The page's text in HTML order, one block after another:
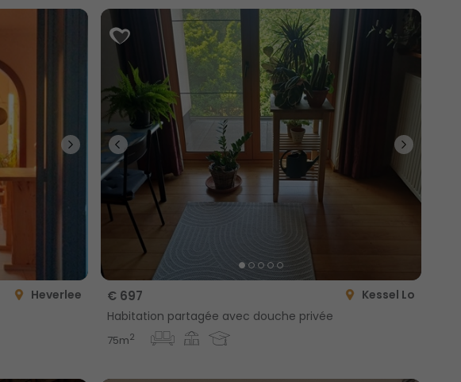
Heverlee
€ 697
Kessel Lo
Habitation partagée avec douche privée
75m2